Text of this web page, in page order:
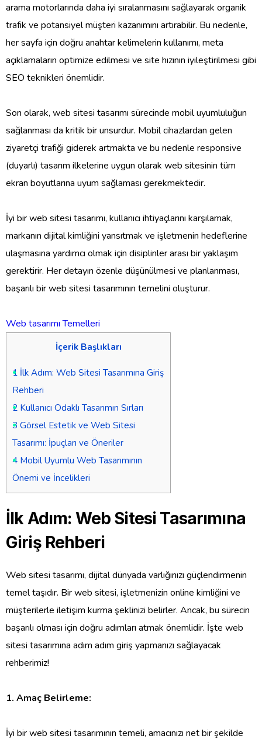
arama motorlarında daha iyi sıralanmasını sağlayarak organik
trafik ve potansiyel müşteri kazanımını artırabilir. Bu nedenle,
her sayfa için doğru anahtar kelimelerin kullanımı, meta
açıklamaların optimize edilmesi ve site hızının iyileştirilmesi gibi
SEO teknikleri önemlidir.
Son olarak, web sitesi tasarımı sürecinde mobil uyumluluğun
sağlanması da kritik bir unsurdur. Mobil cihazlardan gelen
ziyaretçi trafiği giderek artmakta ve bu nedenle responsive
(duyarlı) tasarım ilkelerine uygun olarak web sitesinin tüm
ekran boyutlarına uyum sağlaması gerekmektedir.
İyi bir web sitesi tasarımı, kullanıcı ihtiyaçlarını karşılamak,
markanın dijital kimliğini yansıtmak ve işletmenin hedeflerine
ulaşmasına yardımcı olmak için disiplinler arası bir yaklaşım
gerektirir. Her detayın özenle düşünülmesi ve planlanması,
başarılı bir web sitesi tasarımının temelini oluşturur.
Web tasarımı Temelleri
İçerik Başlıkları
1 İlk Adım: Web Sitesi Tasarımına Giriş
Rehberi
2 Kullanıcı Odaklı Tasarımın Sırları
3 Görsel Estetik ve Web Sitesi
Tasarımı: İpuçları ve Öneriler
4 Mobil Uyumlu Web Tasarımının
Önemi ve İncelikleri
İlk Adım: Web Sitesi Tasarımına
Giriş Rehberi
Web sitesi tasarımı, dijital dünyada varlığınızı güçlendirmenin
temel taşıdır. Bir web sitesi, işletmenizin online kimliğini ve
müşterilerle iletişim kurma şeklinizi belirler. Ancak, bu sürecin
başarılı olması için doğru adımları atmak önemlidir. İşte web
sitesi tasarımına adım adım giriş yapmanızı sağlayacak
rehberimiz!
1. Amaç Belirleme:
İyi bir web sitesi tasarımının temeli, amacınızı net bir şekilde